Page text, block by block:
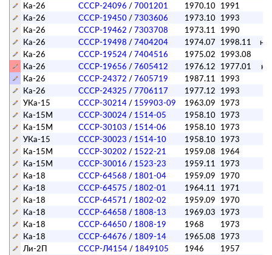
Ка-26
СССР-24096 /7001201 1970.10 1991
Ка-26
СССР-19450 /7303606 1973.10 1993
Ка-26
СССР-19462 /7303708 1973.11 1990
Ка-26
СССР-19498 /7404204 1974.07 1998.11
на
Ка-26
СССР-19524 /7404516 1975.02 1993.08
Ка-26
СССР-19656 /7605412 1976.12 1977.01
Ка-26
СССР-24372 /7605719 1987.11 1993
Ка-26
СССР-24325 /7706117 1977.12 1993
УКа-15
СССР-30214 / 159903-09 1963.09 1973
Ка-15М
СССР-30024 / 1514-05 1958.10 1973
Ка-15М
СССР-30103 / 1514-06 1958.10 1973
УКа-15
СССР-30023 / 1514-10 1958.10 1973
Ка-15М
СССР-30202 / 1522-21 1959.08 1964
Ка-15М
СССР-30016 / 1523-23 1959.11 1973
Ка-18
СССР-64568 / 1801-04 1959.09 1970
Ка-18
СССР-64575 / 1802-01 1964.11 1971
Ка-18
СССР-64571 / 1802-02 1959.09 1970
Ка-18
СССР-64658 / 1808-13 1969.03 1973
Ка-18
СССР-64650 / 1808-19 1968 1973
Ка-18
СССР-64676 / 1809-14 1965.08 1973
Ли-2П
СССР-Л4154 / 1849105 1946 1957